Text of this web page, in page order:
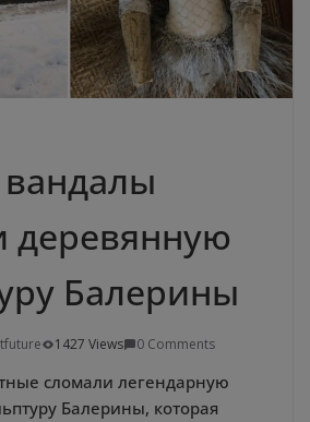
деревянную
Балерины
1427 Views 0 Comments
сломали легендарную
Балерины, которая